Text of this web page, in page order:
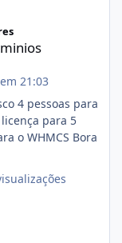
21:03
4 pessoas para
para 5
Bora